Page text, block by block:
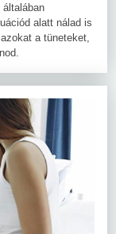
alatt nálad is
a tüneteket,